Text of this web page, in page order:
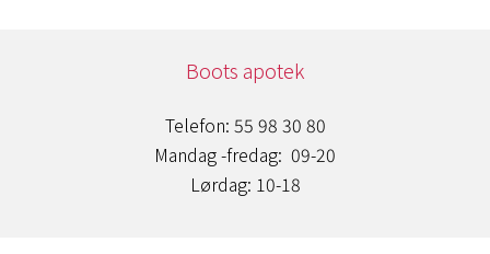
Boots apotek
Telefon: 55 98 30 80
Mandag -fredag: 09-20
Lørdag: 10-18